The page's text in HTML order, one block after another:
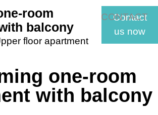
CONTACT
Contact
us now
room
balcony
floor apartment
one-room
with balcony